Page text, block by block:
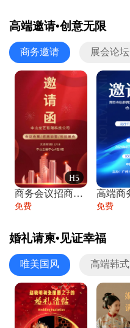
高端邀请•创意无限
商务邀请 展会论坛
H5
商务会议招商展会科技峰会邀请函年会邀请
免费 免费
婚礼请柬•见证幸福
唯美国风 高端韩式